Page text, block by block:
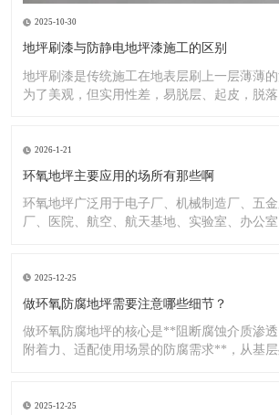
2025-10-30
地坪刷漆与防静电地坪漆施工的区别
地坪刷漆是传统施工在地表层刷上一层薄薄
为了美观，但实用性差，易脱层、起皮，脱
2026-1-21
环氧地坪主要应用的场所有那些啊
环氧地坪广泛用于电子厂、机械制造厂、五
厂、医院、航空、航天基地、实验室、办公
2025-12-25
做环氧防腐地坪需要注意哪些细节？
做环氧防腐地坪的核心是**阻断腐蚀介质渗
附着力、适配使用场景的防腐需求**，从基
2025-12-25